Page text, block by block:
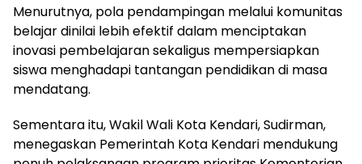
Menurutnya, pola pendampingan melalui komunitas
belajar dinilai lebih efektif dalam menciptakan
inovasi pembelajaran sekaligus mempersiapkan
siswa menghadapi tantangan pendidikan di masa
mendatang.
Sementara itu, Wakil Wali Kota Kendari, Sudirman,
menegaskan Pemerintah Kota Kendari mendukung